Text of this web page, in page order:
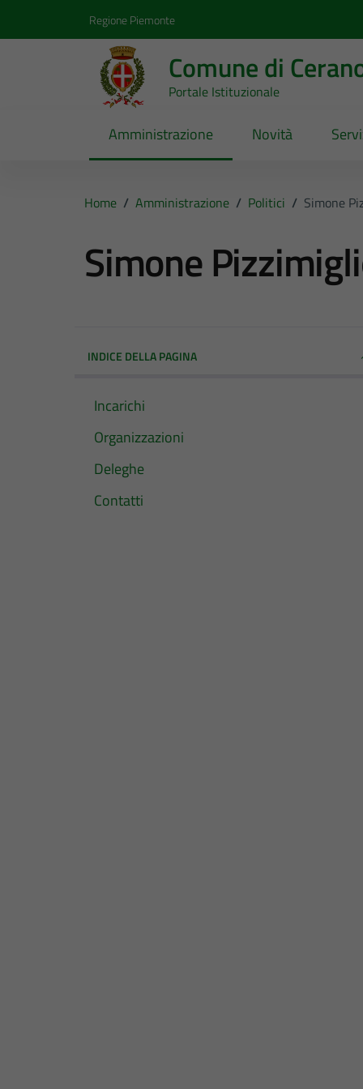
Regione Piemonte
Comune di
Portale Istituzionale
Amministrazione Novità
Home / Amministrazione / Politici / Simone
Simone
INDICE DELLA PAGINA
Incarichi
Organizzazioni
Deleghe
Contatti